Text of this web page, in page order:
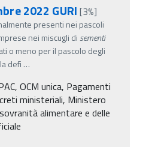
2022 GURI [3%]
presenti nei pascoli
nei miscugli di sementi
o meno per il pascolo degli
defi …
OCM unica, Pagamenti
ministeriali, Ministero
alimentare e delle